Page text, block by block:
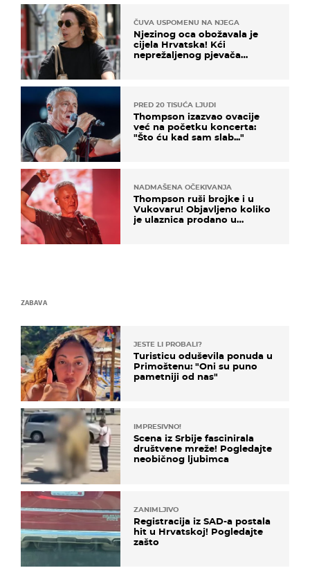
ČUVA USPOMENU NA NJEGA
Njezinog oca obožavala je
cijela Hrvatska! Kći
neprežaljenog pjevača
PRED 20 TISUĆA LJUDI
Thompson izazvao ovacije
već na početku koncerta:
"Što ću kad sam slab..."
NADMAŠENA OČEKIVANJA
Thompson ruši brojke i u
Vukovaru! Objavljeno koliko
je ulaznica prodano u
ZABAVA
JESTE LI PROBALI?
Turisticu oduševila ponuda u
Primoštenu: "Oni su puno
pametniji od nas"
IMPRESIVNO!
Scena iz Srbije fascinirala
društvene mreže! Pogledajte
neobičnog ljubimca
ZANIMLJIVO
Registracija iz SAD-a postala
hit u Hrvatskoj! Pogledajte
zašto